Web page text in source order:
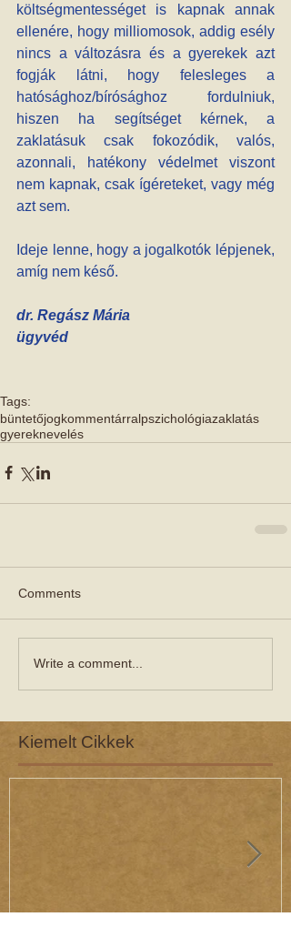
költségmentességet is kapnak annak
ellenére, hogy milliomosok, addig esély
nincs a változásra és a gyerekek azt
fogják látni, hogy felesleges a
hatósághoz/bírósághoz fordulniuk,
hiszen ha segítséget kérnek, a
zaklatásuk csak fokozódik, valós,
azonnali, hatékony védelmet viszont
nem kapnak, csak ígéreteket, vagy még
azt sem.
Ideje lenne, hogy a jogalkotók lépjenek,
amíg nem késő.
dr. Regász Mária
ügyvéd
Tags:
büntetőjogkommentárralpszichológiazaklatás
gyereknevelés
Comments
Write a comment...
Kiemelt Cikkek